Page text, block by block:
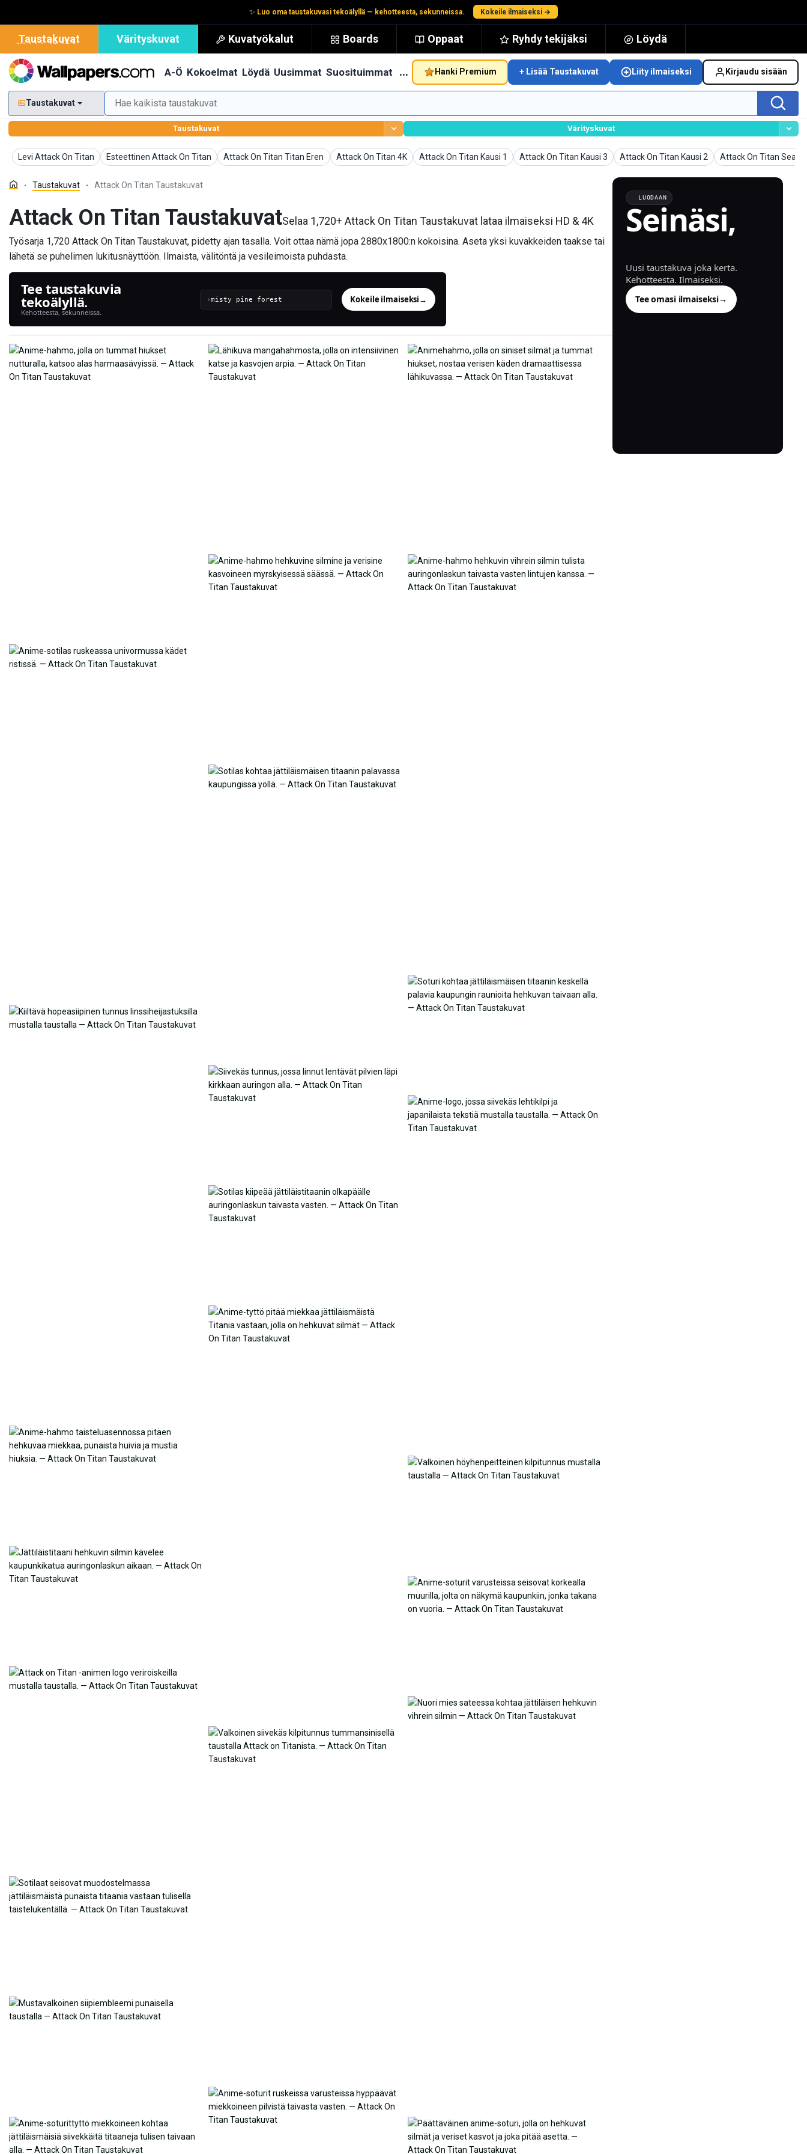
✨ Luo oma taustakuvasi tekoälyllä — kehotteesta, sekunneissa. Kokeile ilmaiseksi →
Taustakuvat Värityskuvat Kuvatyökalut Boards Oppaat Ryhdy tekijäksi Löydä
A-Ö Kokoelmat Löydä Uusimmat Suosituimmat … Hanki Premium + Lisää Taustakuvat Liity ilmaiseksi Kirjaudu sisään
Taustakuvat
Taustakuvat Värityskuvat
Levi Attack On Titan
Taustakuvat Esteettinen Attack On Titan
Taustakuvat Attack On Titan Titan Eren
Taustakuvat Attack On Titan 4K
Taustakuvat Attack On Titan Kausi 1
Taustakuvat Attack On Titan Kausi 3
Taustakuvat Attack On Titan Kausi 2
Taustakuvat Attack On Titan
Taustakuvat
Taustakuvat Attack On Titan Taustakuvat
Attack On Titan TaustakuvatSelaa 1,720+ Attack On Titan Taustakuvat lataa ilmaiseksi HD & 4K
Työsarja 1,720 Attack On Titan Taustakuvat, pidetty ajan tasalla. Voit ottaa nämä jopa 2880x1800:n kokoisina. Aseta yksi kuvakkeiden taakse tai
lähetä se puhelimen lukitusnäyttöön. Ilmaista, välitöntä ja vesileimoista puhdasta.
Tee taustakuvia
tekoälyllä.
Kehotteesta, sekunneissa.
› Kokeile ilmaiseksi→
LUODAAN
Seinäsi,
Uusi taustakuva joka kerta.
Kehotteesta. Ilmaiseksi.
Tee omasi ilmaiseksi→